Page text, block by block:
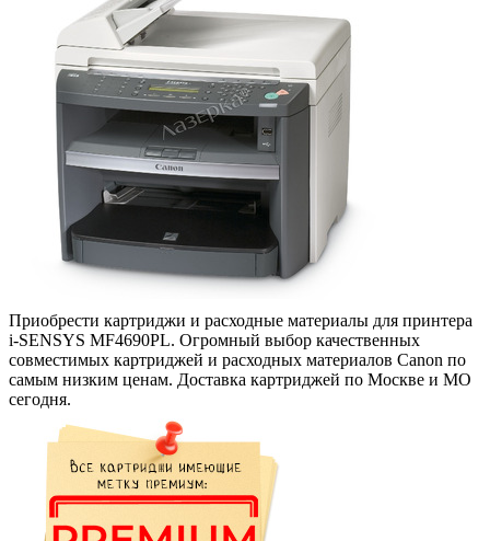
Приобрести картриджи и расходные материалы для принтера
i-SENSYS MF4690PL. Огромный выбор качественных
совместимых картриджей и расходных материалов Canon по
самым низким ценам. Доставка картриджей по Москве и МО
сегодня.